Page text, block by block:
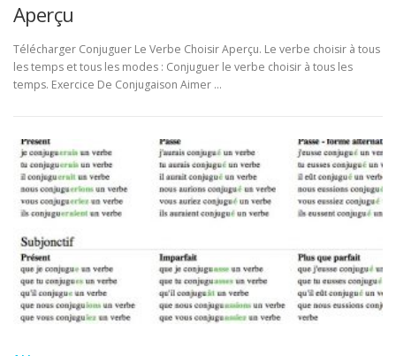
Aperçu
Télécharger Conjuguer Le Verbe Choisir Aperçu. Le verbe choisir à tous
les temps et tous les modes : Conjuguer le verbe choisir à tous les
temps. Exercice De Conjugaison Aimer …